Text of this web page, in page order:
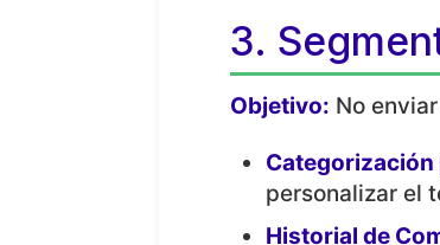
3.
Objetivo: No
Categorización
personalizar el
Historial de